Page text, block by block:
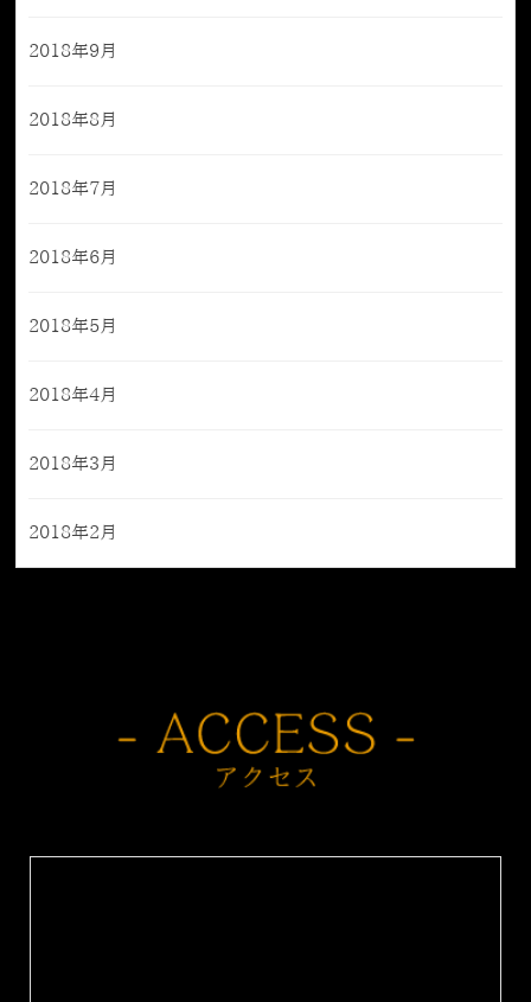
2018年9月
2018年8月
2018年7月
2018年6月
2018年5月
2018年4月
2018年3月
2018年2月